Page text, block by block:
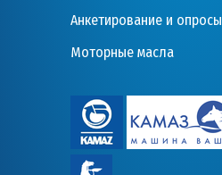
Анкетирование и опросы
Моторные масла